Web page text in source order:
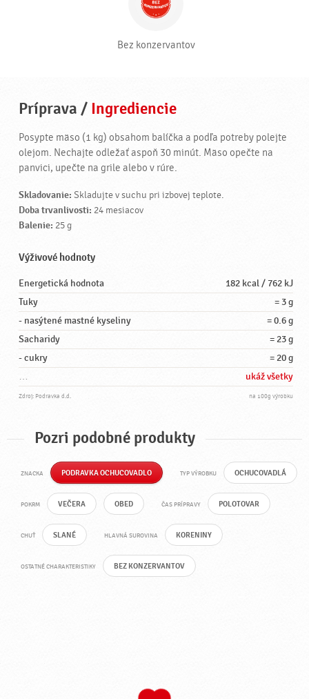
Bez konzervantov
Príprava / Ingrediencie
Posypte mäso (1 kg) obsahom balíčka a podľa potreby polejte
olejom. Nechajte odležať aspoň 30 minút. Mäso opečte na
panvici, upečte na grile alebo v rúre.
Skladovanie: Skladujte v suchu pri izbovej teplote.
Doba trvanlivosti: 24 mesiacov
Balenie: 25 g
Výživové hodnoty
Energetická hodnota
182 kcal / 762 kJ
Tuky
= 3 g
- nasýtené mastné kyseliny
= 0.6 g
Sacharidy
= 23 g
- cukry
= 20 g
…
ukáž všetky
Zdroj: Podravka d.d. na 100g výrobku
Pozri podobné produkty
ZNACKA PODRAVKA OCHUCOVADLO TYP VÝROBKU OCHUCOVADLÁ
POKRM VEČERA OBED ČAS PRÍPRAVY POLOTOVAR
CHUŤ SLANÉ HLAVNÁ SUROVINA KORENINY
OSTATNÉ CHARAKTERISTIKY BEZ KONZERVANTOV